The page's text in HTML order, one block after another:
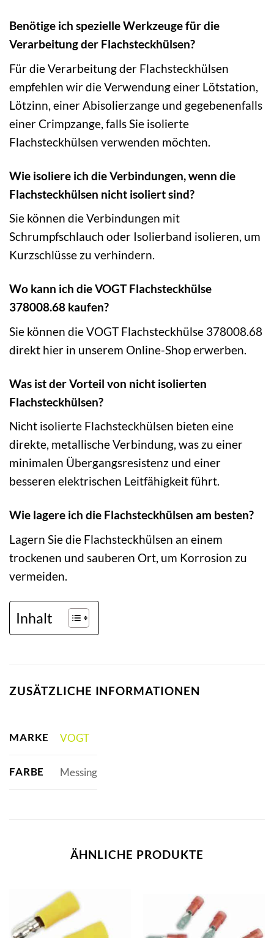
Benötige ich spezielle Werkzeuge für die
Verarbeitung der Flachsteckhülsen?
Für die Verarbeitung der Flachsteckhülsen
empfehlen wir die Verwendung einer Lötstation,
Lötzinn, einer Abisolierzange und gegebenenfalls
einer Crimpzange, falls Sie isolierte
Flachsteckhülsen verwenden möchten.
Wie isoliere ich die Verbindungen, wenn die
Flachsteckhülsen nicht isoliert sind?
Sie können die Verbindungen mit
Schrumpfschlauch oder Isolierband isolieren, um
Kurzschlüsse zu verhindern.
Wo kann ich die VOGT Flachsteckhülse
378008.68 kaufen?
Sie können die VOGT Flachsteckhülse 378008.68
direkt hier in unserem Online-Shop erwerben.
Was ist der Vorteil von nicht isolierten
Flachsteckhülsen?
Nicht isolierte Flachsteckhülsen bieten eine
direkte, metallische Verbindung, was zu einer
minimalen Übergangsresistenz und einer
besseren elektrischen Leitfähigkeit führt.
Wie lagere ich die Flachsteckhülsen am besten?
Lagern Sie die Flachsteckhülsen an einem
trockenen und sauberen Ort, um Korrosion zu
vermeiden.
Inhalt
ZUSÄTZLICHE INFORMATIONEN
MARKE VOGT
FARBE Messing
ÄHNLICHE PRODUKTE